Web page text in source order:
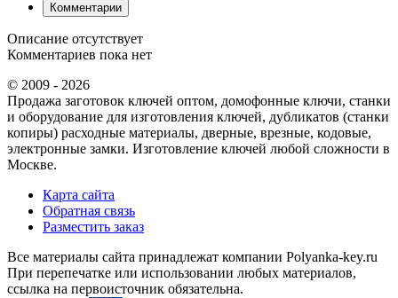
Комментарии
Описание отсутствует
Комментариев пока нет
© 2009 - 2026
Продажа заготовок ключей оптом, домофонные ключи, станки
и оборудование для изготовления ключей, дубликатов (станки
копиры) расходные материалы, дверные, врезные, кодовые,
электронные замки. Изготовление ключей любой сложности в
Москве.
Карта сайта
Обратная связь
Разместить заказ
Все материалы сайта принадлежат компании Polyanka-key.ru
При перепечатке или использовании любых материалов,
ссылка на первоисточник обязательна.